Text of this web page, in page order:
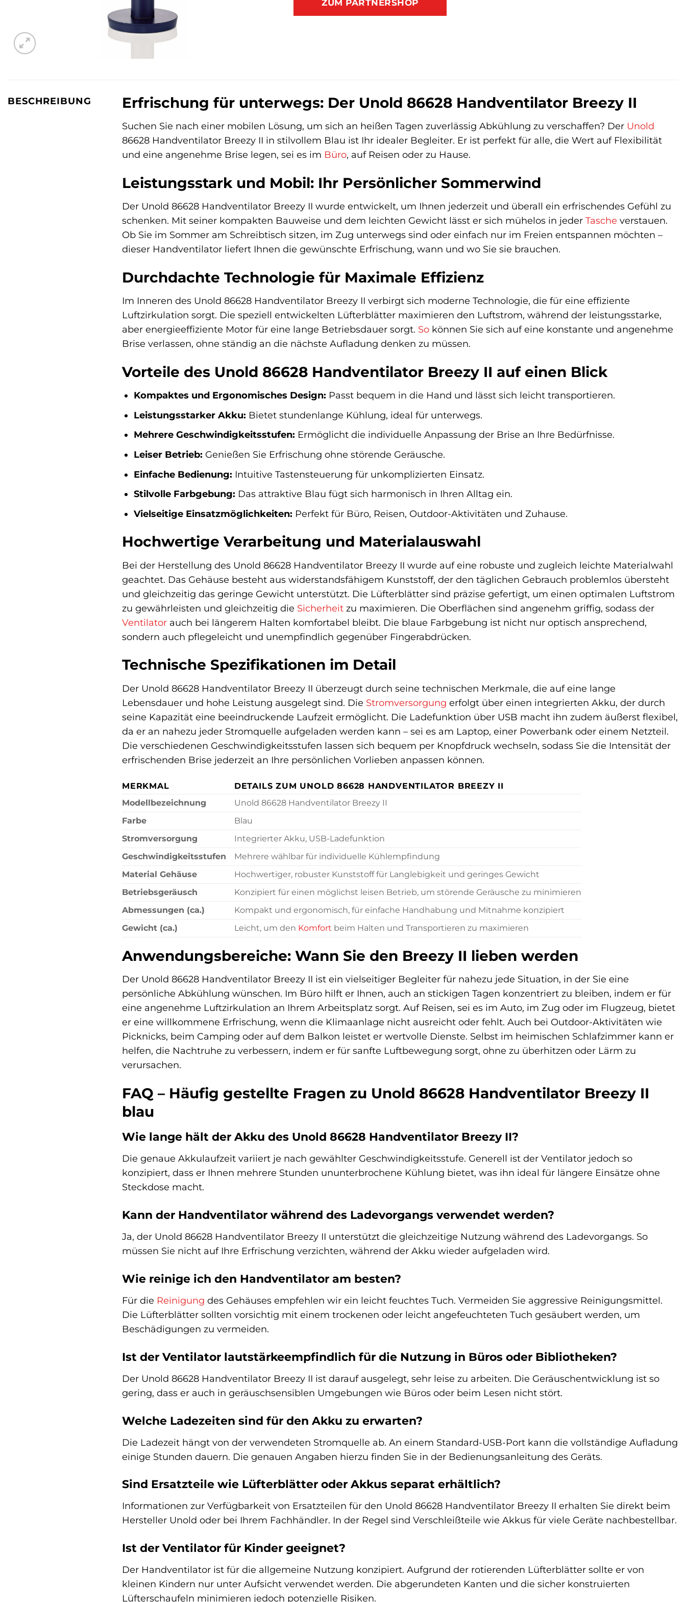
ZUM PARTNERSHOP
BESCHREIBUNG Erfrischung für unterwegs: Der Unold 86628 Handventilator Breezy II
Suchen Sie nach einer mobilen Lösung, um sich an heißen Tagen zuverlässig Abkühlung zu verschaffen? Der Unold
86628 Handventilator Breezy II in stilvollem Blau ist Ihr idealer Begleiter. Er ist perfekt für alle, die Wert auf Flexibilität
und eine angenehme Brise legen, sei es im Büro, auf Reisen oder zu Hause.
Leistungsstark und Mobil: Ihr Persönlicher Sommerwind
Der Unold 86628 Handventilator Breezy II wurde entwickelt, um Ihnen jederzeit und überall ein erfrischendes Gefühl zu
schenken. Mit seiner kompakten Bauweise und dem leichten Gewicht lässt er sich mühelos in jeder Tasche verstauen.
Ob Sie im Sommer am Schreibtisch sitzen, im Zug unterwegs sind oder einfach nur im Freien entspannen möchten –
dieser Handventilator liefert Ihnen die gewünschte Erfrischung, wann und wo Sie sie brauchen.
Durchdachte Technologie für Maximale Effizienz
Im Inneren des Unold 86628 Handventilator Breezy II verbirgt sich moderne Technologie, die für eine effiziente
Luftzirkulation sorgt. Die speziell entwickelten Lüfterblätter maximieren den Luftstrom, während der leistungsstarke,
aber energieeffiziente Motor für eine lange Betriebsdauer sorgt. So können Sie sich auf eine konstante und angenehme
Brise verlassen, ohne ständig an die nächste Aufladung denken zu müssen.
Vorteile des Unold 86628 Handventilator Breezy II auf einen Blick
Kompaktes und Ergonomisches Design: Passt bequem in die Hand und lässt sich leicht transportieren.
Leistungsstarker Akku: Bietet stundenlange Kühlung, ideal für unterwegs.
Mehrere Geschwindigkeitsstufen: Ermöglicht die individuelle Anpassung der Brise an Ihre Bedürfnisse.
Leiser Betrieb: Genießen Sie Erfrischung ohne störende Geräusche.
Einfache Bedienung: Intuitive Tastensteuerung für unkomplizierten Einsatz.
Stilvolle Farbgebung: Das attraktive Blau fügt sich harmonisch in Ihren Alltag ein.
Vielseitige Einsatzmöglichkeiten: Perfekt für Büro, Reisen, Outdoor-Aktivitäten und Zuhause.
Hochwertige Verarbeitung und Materialauswahl
Bei der Herstellung des Unold 86628 Handventilator Breezy II wurde auf eine robuste und zugleich leichte Materialwahl
geachtet. Das Gehäuse besteht aus widerstandsfähigem Kunststoff, der den täglichen Gebrauch problemlos übersteht
und gleichzeitig das geringe Gewicht unterstützt. Die Lüfterblätter sind präzise gefertigt, um einen optimalen Luftstrom
zu gewährleisten und gleichzeitig die Sicherheit zu maximieren. Die Oberflächen sind angenehm griffig, sodass der
Ventilator auch bei längerem Halten komfortabel bleibt. Die blaue Farbgebung ist nicht nur optisch ansprechend,
sondern auch pflegeleicht und unempfindlich gegenüber Fingerabdrücken.
Technische Spezifikationen im Detail
Der Unold 86628 Handventilator Breezy II überzeugt durch seine technischen Merkmale, die auf eine lange
Lebensdauer und hohe Leistung ausgelegt sind. Die Stromversorgung erfolgt über einen integrierten Akku, der durch
seine Kapazität eine beeindruckende Laufzeit ermöglicht. Die Ladefunktion über USB macht ihn zudem äußerst flexibel,
da er an nahezu jeder Stromquelle aufgeladen werden kann – sei es am Laptop, einer Powerbank oder einem Netzteil.
Die verschiedenen Geschwindigkeitsstufen lassen sich bequem per Knopfdruck wechseln, sodass Sie die Intensität der
erfrischenden Brise jederzeit an Ihre persönlichen Vorlieben anpassen können.
MERKMAL
DETAILS ZUM UNOLD 86628 HANDVENTILATOR BREEZY II
Modellbezeichnung
Unold 86628 Handventilator Breezy II
Farbe
Blau
Stromversorgung
Integrierter Akku, USB-Ladefunktion
Geschwindigkeitsstufen
Mehrere wählbar für individuelle Kühlempfindung
Material Gehäuse
Hochwertiger, robuster Kunststoff für Langlebigkeit und geringes Gewicht
Betriebsgeräusch
Konzipiert für einen möglichst leisen Betrieb, um störende Geräusche zu minimieren
Abmessungen (ca.)
Kompakt und ergonomisch, für einfache Handhabung und Mitnahme konzipiert
Gewicht (ca.)
Leicht, um den Komfort beim Halten und Transportieren zu maximieren
Anwendungsbereiche: Wann Sie den Breezy II lieben werden
Der Unold 86628 Handventilator Breezy II ist ein vielseitiger Begleiter für nahezu jede Situation, in der Sie eine
persönliche Abkühlung wünschen. Im Büro hilft er Ihnen, auch an stickigen Tagen konzentriert zu bleiben, indem er für
eine angenehme Luftzirkulation an Ihrem Arbeitsplatz sorgt. Auf Reisen, sei es im Auto, im Zug oder im Flugzeug, bietet
er eine willkommene Erfrischung, wenn die Klimaanlage nicht ausreicht oder fehlt. Auch bei Outdoor-Aktivitäten wie
Picknicks, beim Camping oder auf dem Balkon leistet er wertvolle Dienste. Selbst im heimischen Schlafzimmer kann er
helfen, die Nachtruhe zu verbessern, indem er für sanfte Luftbewegung sorgt, ohne zu überhitzen oder Lärm zu
verursachen.
FAQ – Häufig gestellte Fragen zu Unold 86628 Handventilator Breezy II
blau
Wie lange hält der Akku des Unold 86628 Handventilator Breezy II?
Die genaue Akkulaufzeit variiert je nach gewählter Geschwindigkeitsstufe. Generell ist der Ventilator jedoch so
konzipiert, dass er Ihnen mehrere Stunden ununterbrochene Kühlung bietet, was ihn ideal für längere Einsätze ohne
Steckdose macht.
Kann der Handventilator während des Ladevorgangs verwendet werden?
Ja, der Unold 86628 Handventilator Breezy II unterstützt die gleichzeitige Nutzung während des Ladevorgangs. So
müssen Sie nicht auf Ihre Erfrischung verzichten, während der Akku wieder aufgeladen wird.
Wie reinige ich den Handventilator am besten?
Für die Reinigung des Gehäuses empfehlen wir ein leicht feuchtes Tuch. Vermeiden Sie aggressive Reinigungsmittel.
Die Lüfterblätter sollten vorsichtig mit einem trockenen oder leicht angefeuchteten Tuch gesäubert werden, um
Beschädigungen zu vermeiden.
Ist der Ventilator lautstärkeempfindlich für die Nutzung in Büros oder Bibliotheken?
Der Unold 86628 Handventilator Breezy II ist darauf ausgelegt, sehr leise zu arbeiten. Die Geräuschentwicklung ist so
gering, dass er auch in geräuschsensiblen Umgebungen wie Büros oder beim Lesen nicht stört.
Welche Ladezeiten sind für den Akku zu erwarten?
Die Ladezeit hängt von der verwendeten Stromquelle ab. An einem Standard-USB-Port kann die vollständige Aufladung
einige Stunden dauern. Die genauen Angaben hierzu finden Sie in der Bedienungsanleitung des Geräts.
Sind Ersatzteile wie Lüfterblätter oder Akkus separat erhältlich?
Informationen zur Verfügbarkeit von Ersatzteilen für den Unold 86628 Handventilator Breezy II erhalten Sie direkt beim
Hersteller Unold oder bei Ihrem Fachhändler. In der Regel sind Verschleißteile wie Akkus für viele Geräte nachbestellbar.
Ist der Ventilator für Kinder geeignet?
Der Handventilator ist für die allgemeine Nutzung konzipiert. Aufgrund der rotierenden Lüfterblätter sollte er von
kleinen Kindern nur unter Aufsicht verwendet werden. Die abgerundeten Kanten und die sicher konstruierten
Lüfterschaufeln minimieren jedoch potenzielle Risiken.